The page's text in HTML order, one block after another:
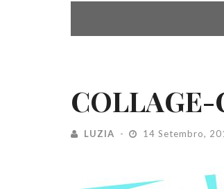
COLLAGE-
LUZIA 14 Setembro,